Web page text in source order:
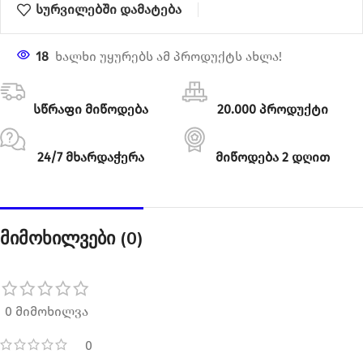
სურვილებში დამატება
18 ხალხი უყურებს ამ პროდუქტს ახლა!
სწრაფი მიწოდება 20.000 პროდუქტი
24/7 მხარდაჭერა მიწოდება 2 დღით
მიმოხილვები (0)
0 მიმოხილვა
0